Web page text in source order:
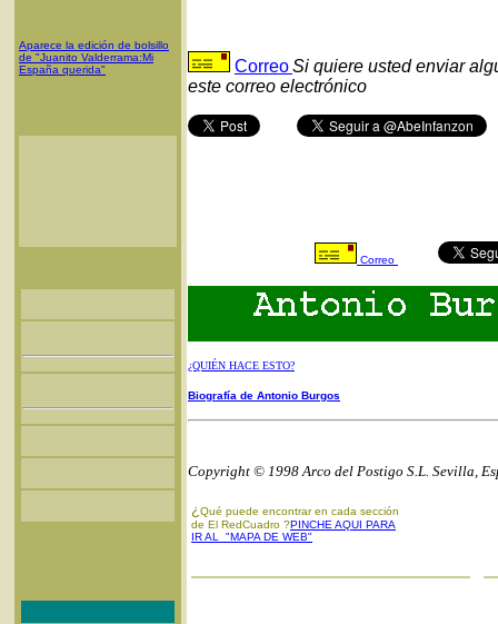
Aparece la edición de bolsillo
de "Juanito Valderrama:Mi
España querida"
CorreoSi quiere usted enviar
este correo electrónico
Correo
¿QUIÉN HACE ESTO?
Biografía de Antonio Burgos
Copyright © 1998 Arco del Postigo S.L. Sevilla,
¿ Qué puede encontrar en cada sección
de El RedCuadro ?PINCHE AQUI PARA
IR AL "MAPA DE WEB"